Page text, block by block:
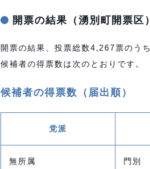
開票の結果（湧別町開票区）
開票の結果、投票総数4,267票のう
候補者の得票数は次のとおりです。
候補者の得票数（届出順）
党派
無所属 門別